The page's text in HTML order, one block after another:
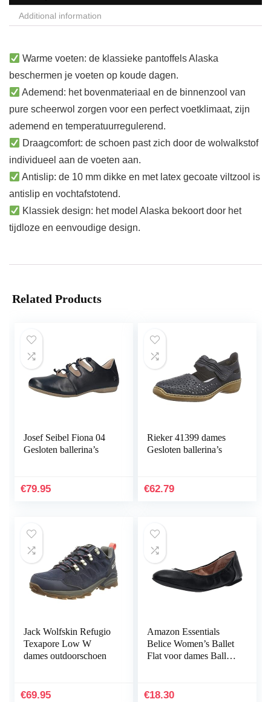
Additional information
Warme voeten: de klassieke pantoffels Alaska
beschermen je voeten op koude dagen.
Ademend: het bovenmateriaal en de binnenzool van
pure scheerwol zorgen voor een perfect voetklimaat, zijn
ademend en temperatuurregulerend.
Draagcomfort: de schoen past zich door de wolwalkstof
individueel aan de voeten aan.
Antislip: de 10 mm dikke en met latex gecoate viltzool is
antislip en vochtafstotend.
Klassiek design: het model Alaska bekoort door het
tijdloze en eenvoudige design.
Related Products
Josef Seibel Fiona 04
Gesloten ballerina’s
€79.95
Rieker 41399 dames
Gesloten ballerina’s
€62.79
Jack Wolfskin Refugio
Texapore Low W
dames outdoorschoen
€69.95
Amazon Essentials
Belice Women’s Ballet
Flat voor dames Ballet
€18.30